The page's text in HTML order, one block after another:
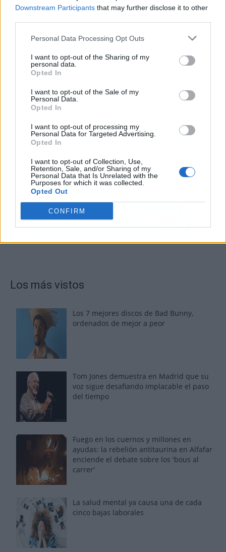
Downstream Participants that may further disclose it to other
Personal Data Processing Opt Outs
I want to opt-out of the Sharing of my
personal data.
Opted In
I want to opt-out of the Sale of my
Personal Data.
Opted In
I want to opt-out of processing my
Personal Data for Targeted Advertising.
Opted In
I want to opt-out of Collection, Use,
Retention, Sale, and/or Sharing of my
Personal Data that Is Unrelated with the
Purposes for which it was collected.
Opted Out
CONFIRM
Publicidad
Los más vistos
Los 7 mejores discos de Bad Bunny,
ordenados de mejor a peor
Tom Jones demuestra en Madrid que su
voz sigue desafiando implacable el paso
del tiempo
Fuego en los cuernos y millones en
ayudas: la rebelión antitaurina en Alfafar
enciende el debate sobre los 'bous al
carrer'
La salud mental ya causa una de cada
cinco bajas laborales